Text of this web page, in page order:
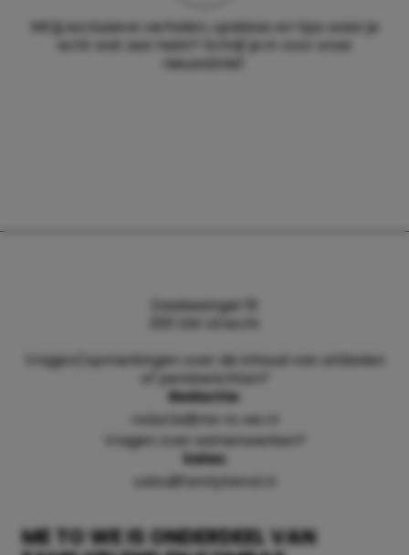
Wil jij exclusieve verhalen, updates en tips waar je
echt wat aan hebt? Schrijf je in voor onze
nieuwsbrief.
ME TO WE IS ONDERDEEL VAN
Daalsesingel 51
3511 SW Utrecht
Vragen/opmerkingen over de inhoud van artikelen
of persberichten?
Redactie:
redactie@me-to-we.nl
Vragen over samenwerken?
Sales:
sales@familyblend.nl